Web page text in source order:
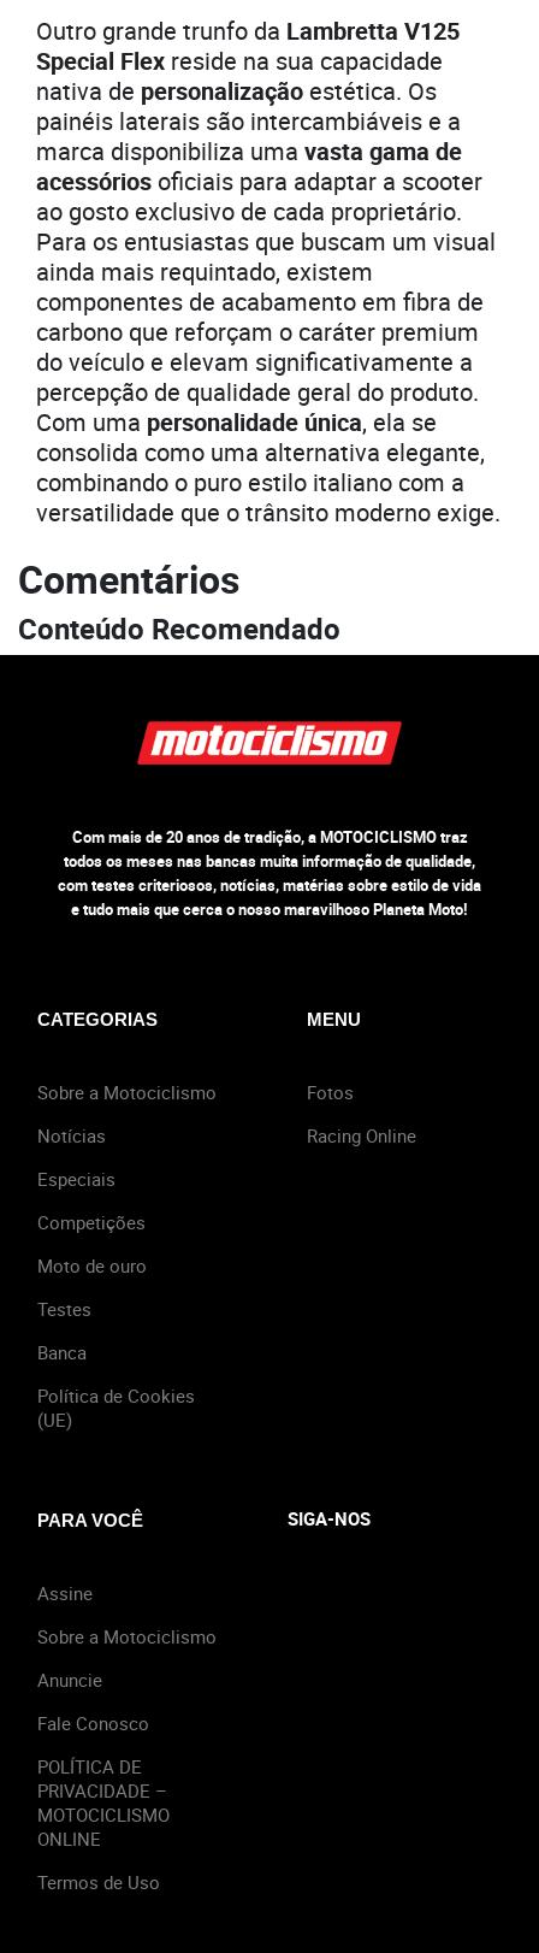
Outro grande trunfo da Lambretta V125
Special Flex reside na sua capacidade
nativa de personalização estética. Os
painéis laterais são intercambiáveis e a
marca disponibiliza uma vasta gama de
acessórios oficiais para adaptar a scooter
ao gosto exclusivo de cada proprietário.
Para os entusiastas que buscam um visual
ainda mais requintado, existem
componentes de acabamento em fibra de
carbono que reforçam o caráter premium
do veículo e elevam significativamente a
percepção de qualidade geral do produto.
Com uma personalidade única, ela se
consolida como uma alternativa elegante,
combinando o puro estilo italiano com a
versatilidade que o trânsito moderno exige.
Comentários
Conteúdo Recomendado
Com mais de 20 anos de tradição, a MOTOCICLISMO traz
todos os meses nas bancas muita informação de qualidade,
com testes criteriosos, notícias, matérias sobre estilo de vida
e tudo mais que cerca o nosso maravilhoso Planeta Moto!
CATEGORIAS
Sobre a Motociclismo
Notícias
Especiais
Competições
Moto de ouro
Testes
Banca
Política de Cookies
(UE)
MENU
Fotos
Racing Online
PARA VOCÊ
Assine
Sobre a Motociclismo
Anuncie
Fale Conosco
POLÍTICA DE
PRIVACIDADE –
MOTOCICLISMO
ONLINE
Termos de Uso
SIGA-NOS